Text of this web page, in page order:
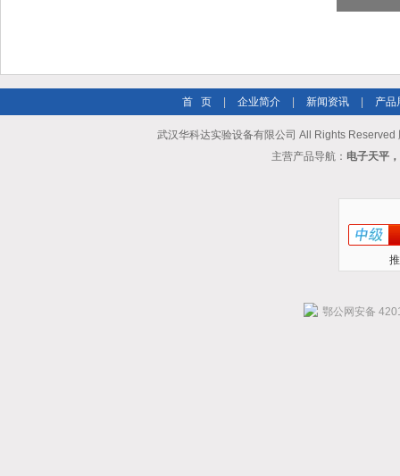
首 页 企业简介 新闻资讯 产品
武汉华科达实验设备有限公司 All Rights Reserved
主营产品导航： 电子天平
鄂公网安备